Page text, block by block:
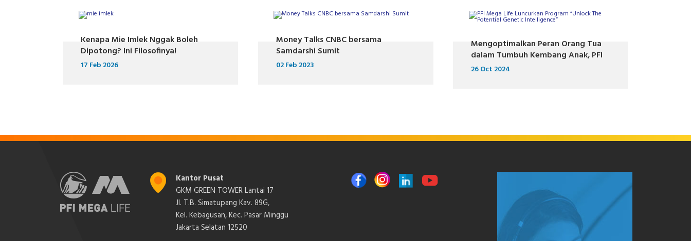
Kenapa Mie Imlek Nggak Boleh
Dipotong? Ini Filosofinya!
17 Feb 2026
Money Talks CNBC bersama
Samdarshi Sumit
02 Feb 2023
Mengoptimalkan Peran Orang Tua
dalam Tumbuh Kembang Anak, PFI
Mega Life Luncurkan Program
26 Oct 2024
Kantor Pusat
GKM GREEN TOWER Lantai 17
Jl. T.B. Simatupang Kav. 89G,
Kel. Kebagusan, Kec. Pasar Minggu
Jakarta Selatan 12520